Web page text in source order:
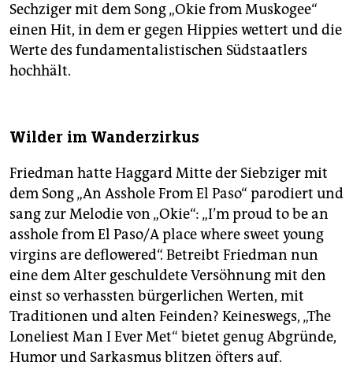
Sechziger mit dem Song „Okie from Muskogee“
einen Hit, in dem er gegen Hippies wettert und die
Werte des fundamentalistischen Südstaatlers
hochhält.
Wilder im Wanderzirkus
Friedman hatte Haggard Mitte der Siebziger mit
dem Song „An Asshole From El Paso“ parodiert und
sang zur Melodie von „Okie“: „I’m proud to be an
asshole from El Paso/A place where sweet young
virgins are deflowered“. Betreibt Friedman nun
eine dem Alter geschuldete Versöhnung mit den
einst so verhassten bürgerlichen Werten, mit
Traditionen und alten Feinden? Keineswegs, „The
Loneliest Man I Ever Met“ bietet genug Abgründe,
Humor und Sarkasmus blitzen öfters auf.